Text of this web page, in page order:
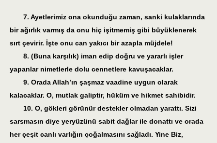
7. Ayetlerimiz ona okunduğu zaman, sanki kulaklarında
bir ağırlık varmış da onu hiç işitmemiş gibi büyüklenerek
sırt çevirir. İşte onu can yakıcı bir azapla müjdele!
8. (Buna karşılık) iman edip doğru ve yararlı işler
yapanlar nimetlerle dolu cennetlere kavuşacaklar.
9. Orada Allah’ın şaşmaz vaadine uygun olarak
kalacaklar. O, mutlak galiptir, hüküm ve hikmet sahibidir.
10. O, gökleri görünür destekler olmadan yarattı. Sizi
sarsmasın diye yeryüzünü sabit dağlar ile donattı ve orada
her çeşit canlı varlığın çoğalmasını sağladı. Yine Biz,